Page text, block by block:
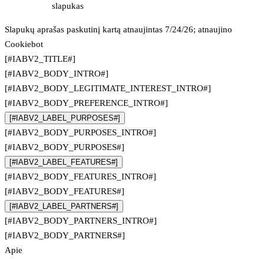
slapukas
Slapukų aprašas paskutinį kartą atnaujintas 7/24/26; atnaujino
Cookiebot
[#IABV2_TITLE#]
[#IABV2_BODY_INTRO#]
[#IABV2_BODY_LEGITIMATE_INTEREST_INTRO#]
[#IABV2_BODY_PREFERENCE_INTRO#]
[#IABV2_LABEL_PURPOSES#]
[#IABV2_BODY_PURPOSES_INTRO#]
[#IABV2_BODY_PURPOSES#]
[#IABV2_LABEL_FEATURES#]
[#IABV2_BODY_FEATURES_INTRO#]
[#IABV2_BODY_FEATURES#]
[#IABV2_LABEL_PARTNERS#]
[#IABV2_BODY_PARTNERS_INTRO#]
[#IABV2_BODY_PARTNERS#]
Apie